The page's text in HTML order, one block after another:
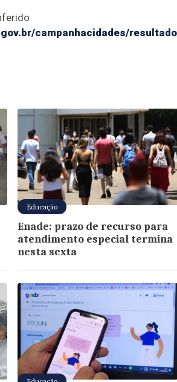
campanhacidades/
Educação
Enade: prazo de recurso para
atendimento especial termina
nesta sexta